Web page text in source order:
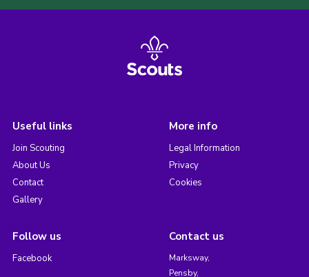
Useful links
Join Scouting
About Us
Contact
Gallery
More info
Legal Information
Privacy
Cookies
Follow us
Facebook
Contact us
Marksway,
Pensby,